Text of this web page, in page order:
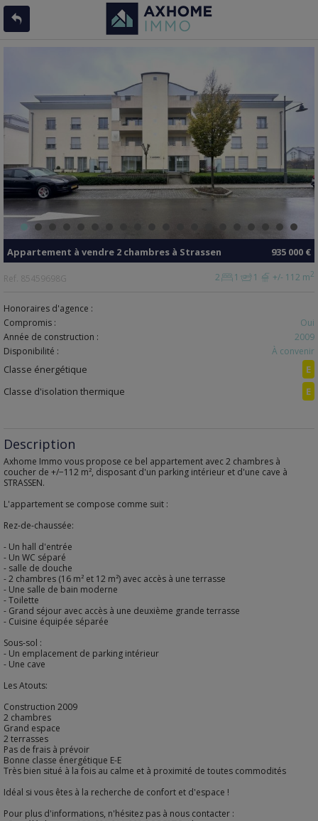
935 000 €
Appartement à vendre 2 chambres à Strassen
Ref. 85459698G 2 1 1 +/- 112 m2
Honoraires d'agence :
Compromis :
Oui
Année de construction :
2009
Disponibilité :
À convenir
Classe énergétique
E
Classe d'isolation thermique
E
Description
Axhome Immo vous propose ce bel appartement avec 2 chambres à
coucher de +/−112 m², disposant d'un parking intérieur et d'une cave à
STRASSEN.
L'appartement se compose comme suit :
Rez-de-chaussée:
- Un hall d'entrée
- Un WC séparé
- salle de douche
- 2 chambres (16 m² et 12 m²) avec accès à une terrasse
- Une salle de bain moderne
- Toilette
- Grand séjour avec accès à une deuxième grande terrasse
- Cuisine équipée séparée
Sous-sol :
- Un emplacement de parking intérieur
- Une cave
Les Atouts:
Construction 2009
2 chambres
Grand espace
2 terrasses
Pas de frais à prévoir
Bonne classe énergétique E-E
Très bien situé à la fois au calme et à proximité de toutes commodités
Idéal si vous êtes à la recherche de confort et d'espace !
Pour plus d'informations, n'hésitez pas à nous contacter :